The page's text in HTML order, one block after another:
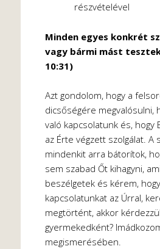
részvételével
Minden egyes konkrét
vagy bármi mást
10:31)
Azt gondolom, hogy a
dicsőségére megvalósulni,
való kapcsolatunk és,
az Érte végzett szolgálat.
mindenkit arra bátorítok,
sem szabad Őt kihagyni,
beszélgetek és kérem,
kapcsolatunkat az Úrral,
megtörtént, akkor
gyermekedként?
megismerésében.